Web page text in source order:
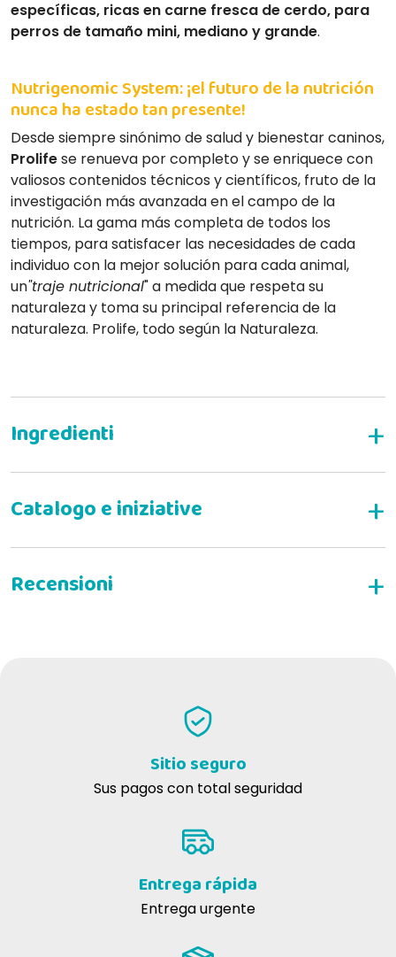
específicas, ricas en carne fresca de cerdo, para
perros de tamaño mini, mediano y grande.
Nutrigenomic System: ¡el futuro de la nutrición
nunca ha estado tan presente!
Desde siempre sinónimo de salud y bienestar caninos,
Prolifese renueva por completo y se enriquece con
valiosos contenidos técnicos y científicos, fruto de la
investigación más avanzada en el campo de la
nutrición. La gama más completa de todos los
tiempos, para satisfacer las necesidades de cada
individuo con la mejor solución para cada animal,
un"traje nutricional" a medida que respeta su
naturaleza y toma su principal referencia de la
naturaleza. Prolife, todo según la Naturaleza.
Cerdo y Arroz para Perros Esterilizados
Proteína única animal
Sin soja
Conservación natural
Formulación nutrigenómica
Ingredientes trazables
Sitio seguro
Sus pagos con total seguridad
Entrega rápida
Entrega urgente